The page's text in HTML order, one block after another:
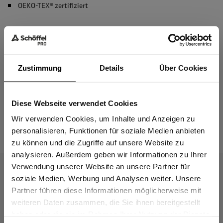
Zustimmung Details Über Cookies
Diese Webseite verwendet Cookies
Wir verwenden Cookies, um Inhalte und Anzeigen zu
personalisieren, Funktionen für soziale Medien anbieten
zu können und die Zugriffe auf unsere Website zu
analysieren. Außerdem geben wir Informationen zu Ihrer
Verwendung unserer Website an unsere Partner für
soziale Medien, Werbung und Analysen weiter. Unsere
Partner führen diese Informationen möglicherweise mit
weiteren Daten zusammen, die Sie ihnen bereitgestellt
OEKO-TEX® zertifiziert
Material & Pflege
Das passt dazu
Sind Sie
Gewerbetreibender?
Ich bestätige, dass ich Gewerbetreibender bin. Alle
Preise werden netto ausgewiesen.